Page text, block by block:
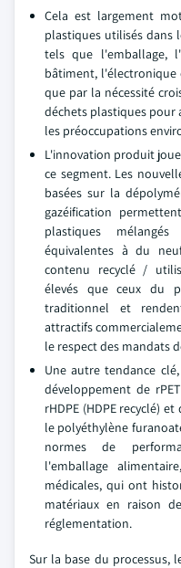
Cela est largement
plastiques utilisés dans
tels que l'emballage,
bâtiment, l'électronique
que par la nécessité
déchets plastiques pour
les préoccupations
L'innovation produit
ce segment. Les
basées sur la
gazéification
plastiques
équivalentes à du
contenu recyclé /
élevés que ceux du
traditionnel et
attractifs
le respect des mandats
Une autre tendance
développement de
rHDPE (HDPE recyclé)
le polyéthylène
normes de
l'emballage
médicales, qui ont
matériaux en raison
réglementation.
Sur la base du processus,